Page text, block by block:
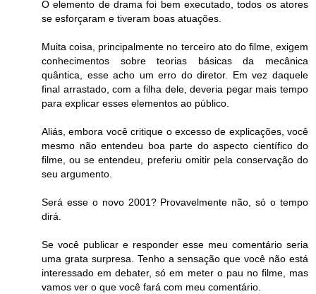
O elemento de drama foi bem executado, todos os atores
se esforçaram e tiveram boas atuações.
Muita coisa, principalmente no terceiro ato do filme, exigem
conhecimentos sobre teorias básicas da mecânica
quântica, esse acho um erro do diretor. Em vez daquele
final arrastado, com a filha dele, deveria pegar mais tempo
para explicar esses elementos ao público.
Aliás, embora você critique o excesso de explicações, você
mesmo não entendeu boa parte do aspecto científico do
filme, ou se entendeu, preferiu omitir pela conservação do
seu argumento.
Será esse o novo 2001? Provavelmente não, só o tempo
dirá.
Se você publicar e responder esse meu comentário seria
uma grata surpresa. Tenho a sensação que você não está
interessado em debater, só em meter o pau no filme, mas
vamos ver o que você fará com meu comentário.